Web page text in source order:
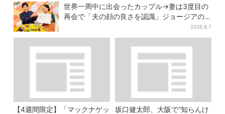
世界一周中に出会ったカップル→妻は3度目の
再会で「夫の顔の良さを認識」ジョージアの
2026.8.7
【4週間限定】「マックナゲッ
坂口健太郎、大阪で“知らんけ